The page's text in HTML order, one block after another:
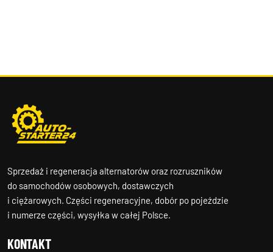
Sprzedaż i regeneracja alternatorów oraz rozruszników
do samochodów osobowych, dostawczych
i ciężarowych. Części regeneracyjne, dobór po pojeździe
i numerze części, wysyłka w całej Polsce.
KONTAKT